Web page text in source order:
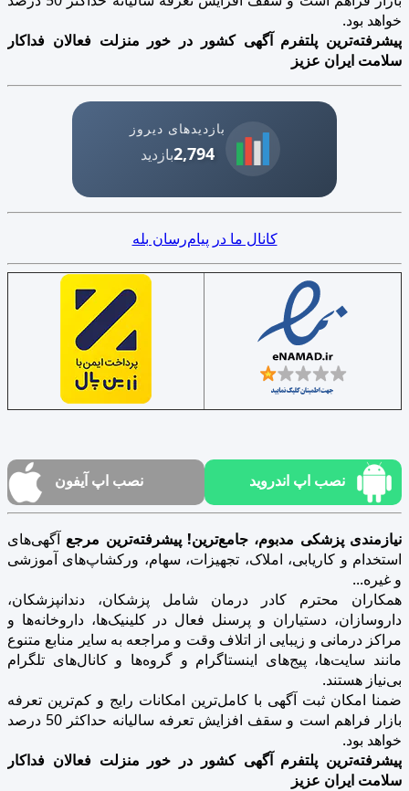
خواهد بود.
پیشرفته‌ترین پلتفرم آگهی کشور در خور منزلت فعالان فداکار
سلامت ایران عزیز
بازدیدهای دیروز
2,794بازدید
کانال ما در پیام‌رسان بله
نصب اپ اندروید نصب اپ آیفون
نیازمندی پزشکی مدبوم، جامع‌ترین! پیشرفته‌ترین مرجع آگهی‌های
استخدام و کاریابی، املاک، تجهیزات، سهام، ورکشاپ‌های آموزشی
و غیره...
همکاران محترم کادر درمان شامل پزشکان، دندانپزشکان،
داروسازان، دستیاران و پرسنل فعال در کلینیک‌ها، داروخانه‌ها و
مراکز درمانی و زیبایی از اتلاف وقت و مراجعه به سایر منابع متنوع
مانند سایت‌ها، پیج‌های اینستاگرام و گروه‌ها و کانال‌های تلگرام
بی‌نیاز هستند.
ضمنا امکان ثبت آگهی با کامل‌ترین امکانات رایج و کم‌ترین تعرفه
بازار فراهم است و سقف افزایش تعرفه سالیانه حداکثر 50 درصد
خواهد بود.
پیشرفته‌ترین پلتفرم آگهی کشور در خور منزلت فعالان فداکار
سلامت ایران عزیز